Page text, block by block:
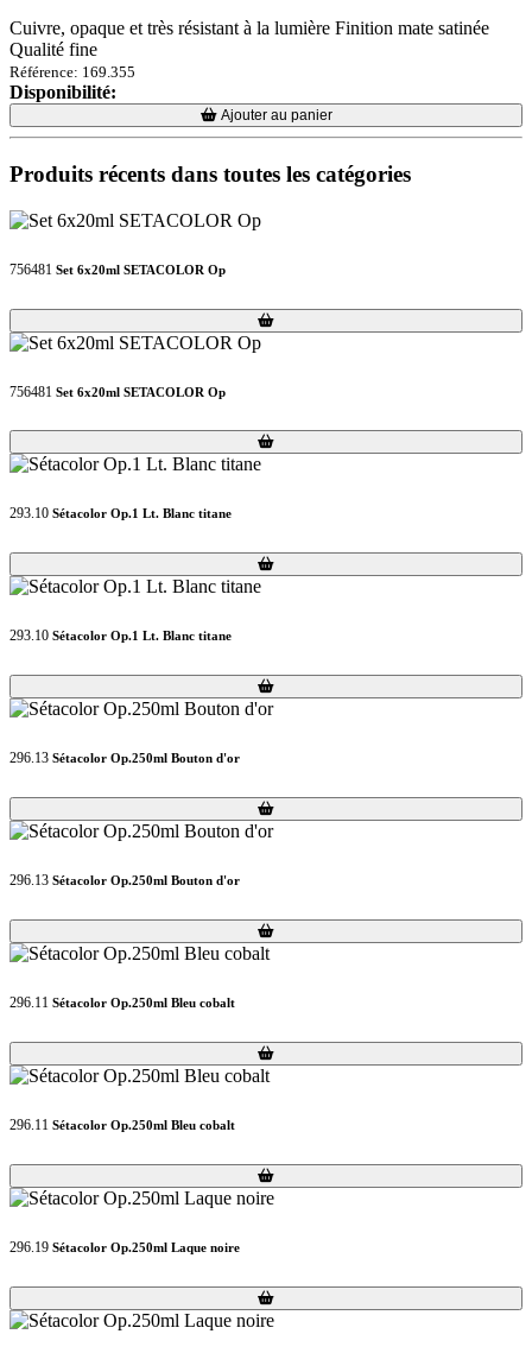
Cuivre, opaque et très résistant à la lumière Finition mate satinée
Qualité fine
Référence: 169.355
Disponibilité:
Loading...
Loading... Ajouter au panier
Produits récents dans toutes les catégories
756481 Set 6x20ml SETACOLOR Op
Loading...
Loading...
756481 Set 6x20ml SETACOLOR Op
Loading...
Loading...
293.10 Sétacolor Op.1 Lt. Blanc titane
Loading...
Loading...
293.10 Sétacolor Op.1 Lt. Blanc titane
Loading...
Loading...
296.13 Sétacolor Op.250ml Bouton d'or
Loading...
Loading...
296.13 Sétacolor Op.250ml Bouton d'or
Loading...
Loading...
296.11 Sétacolor Op.250ml Bleu cobalt
Loading...
Loading...
296.11 Sétacolor Op.250ml Bleu cobalt
Loading...
Loading...
296.19 Sétacolor Op.250ml Laque noire
Loading...
Loading...